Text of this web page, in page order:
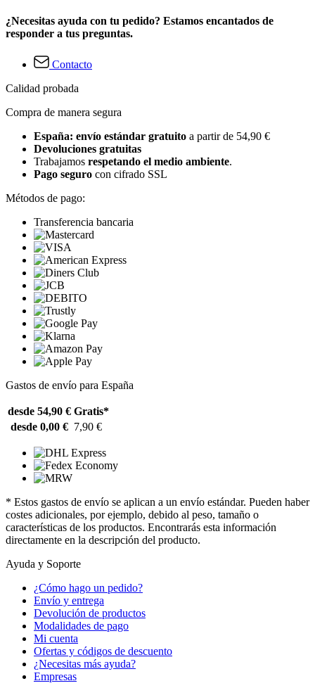
¿Necesitas ayuda con tu pedido? Estamos encantados de
responder a tus preguntas.
Contacto
Calidad probada
Compra de manera segura
España: envío estándar gratuito a partir de 54,90 €
Devoluciones gratuitas
Trabajamos respetando el medio ambiente.
Pago seguro con cifrado SSL
Métodos de pago:
Transferencia bancaria
Gastos de envío para España
desde 54,90 € Gratis*
desde 0,00 € 7,90 €
* Estos gastos de envío se aplican a un envío estándar. Pueden haber
costes adicionales, por ejemplo, debido al peso, tamaño o
características de los productos. Encontrarás esta información
directamente en la descripción del producto.
Ayuda y Soporte
¿Cómo hago un pedido?
Envío y entrega
Devolución de productos
Modalidades de pago
Mi cuenta
Ofertas y códigos de descuento
¿Necesitas más ayuda?
Empresas